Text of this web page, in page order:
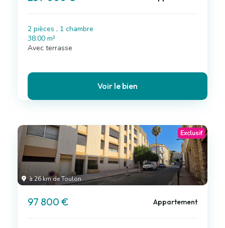
2 pièces , 1 chambre
38.00 m²
Avec terrasse
Voir le bien
à 26 km de Toulon
Exclusif
97 800 € Appartement